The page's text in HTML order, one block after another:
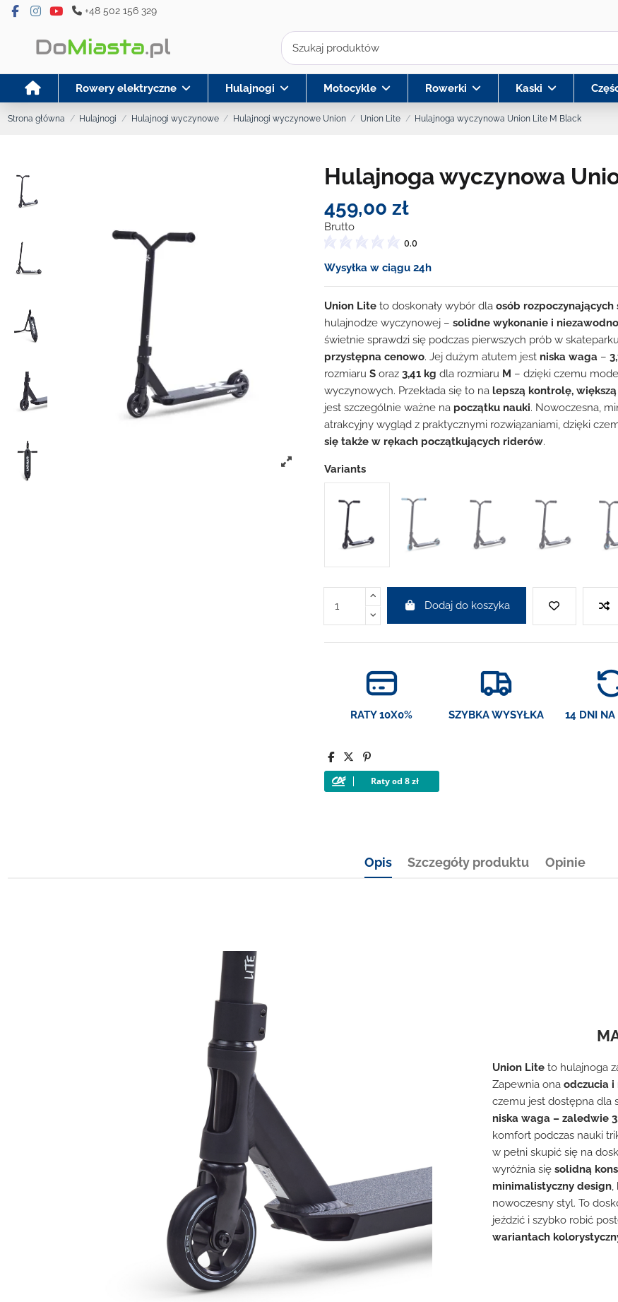
+48 502 156 329
Rowery elektryczne Hulajnogi Motocykle Rowerki Kaski
Strona główna Hulajnogi Hulajnogi wyczynowe Hulajnogi wyczynowe Union Union Lite Hulajnoga wyczynowa Union Lite M Black
Hulajnoga wyczynowa
459,00 zł
Brutto
0.0
Wysyłka w ciągu 24h
Union Lite to doskonały wybór dlaosób
hulajnodze wyczynowej –solidne wykonanie i
świetnie sprawdzi się podczas pierwszych prób w
przystępna cenowo. Jej dużym atutem jest niska waga –
rozmiaru S oraz3,41 kg dla rozmiaru M – dzięki czemu
wyczynowych. Przekłada się to na lepszą kontrolę,
jest szczególnie ważne na początku nauki. Nowoczesna,
atrakcyjny wygląd z praktycznymi rozwiązaniami, dzięki
się także w rękach początkujących riderów.
Variants
Dodaj do koszyka
RATY 10X0% SZYBKA WYSYŁKA 14 DNI
Opis Szczegóły produktu Opinie
Union Lite to hulajnoga
Zapewnia ona odczucia
czemu jest dostępna dla
niska waga – zaledwie
komfort podczas nauki
w pełni skupić się na
wyróżnia się solidną
minimalistyczny design,
nowoczesny styl. To
jeździć i szybko robić
wariantach